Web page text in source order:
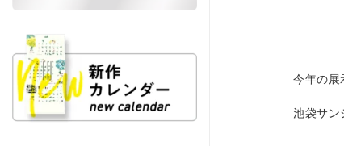
今年の展
池袋サン